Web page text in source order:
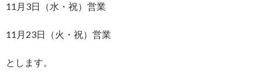
11月3日（水・祝）営業
11月23日（火・祝）営業
とします。